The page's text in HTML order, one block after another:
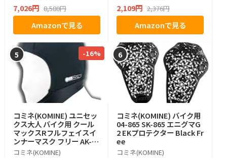
7,026円 8,580円
Amazonで見る
2,109円 2,376円
Amazonで見る
5 -16%
コミネ(KOMINE) ユニセッ
クス大人 バイク用 クール
マックスRフルフェイスイ
ンナーマスク フリー AK-09
0 ブラック
コミネ(KOMINE)
6
コミネ(KOMINE) バイク用
04-865 SK-865 エニグマG
2 EKプロテクター Black Fr
ee
コミネ(KOMINE)